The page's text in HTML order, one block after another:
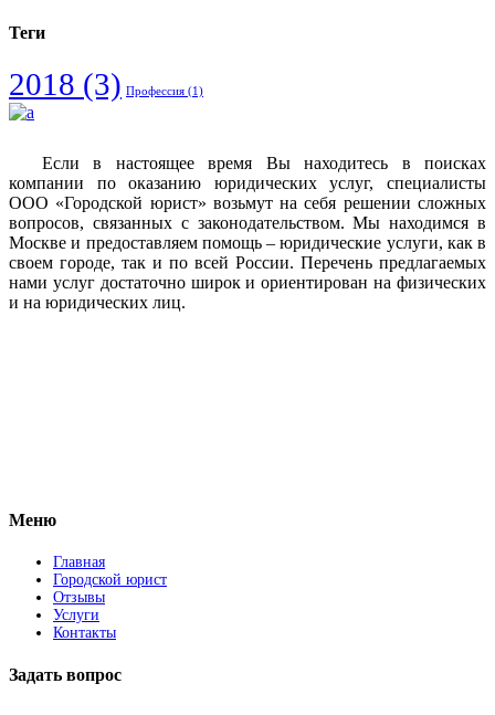
Теги
2018 (3) Профессия (1)
Если в настоящее время Вы находитесь в поисках
компании по оказанию юридических услуг, специалисты
ООО «Городской юрист» возьмут на себя решении сложных
вопросов, связанных с законодательством. Мы находимся в
Москве и предоставляем помощь – юридические услуги, как в
своем городе, так и по всей России. Перечень предлагаемых
нами услуг достаточно широк и ориентирован на физических
и на юридических лиц.
Меню
Главная
Городской юрист
Отзывы
Услуги
Контакты
Задать вопрос